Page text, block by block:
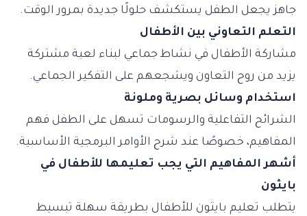
جاهز يجعل الطفل يستكشف حلولًا جديدة بمرور الوقت.
التعلم التعاوني بين الأطفال
مشاركة الأطفال في نشاط جماعي لبناء لعبة مشتركة
يزيد من روح التعاون ويشجعهم على التفكير الجماعي.
استخدام وسائل بصرية وملونة
الشرائح التفاعلية والرسومات تسهل على الطفل فهم
المفاهيم، خصوصًا عند شرح الأوامر البرمجية الأساسية.
أشهر المفاهيم التي يجب تعليمها للأطفال في
بايثون
يتطلب تعليم بايثون للأطفال بطريقة سهلة تبسيط